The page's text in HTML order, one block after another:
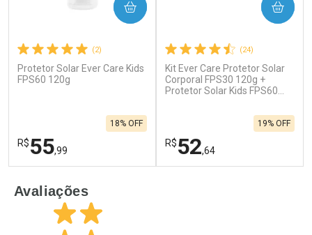
(2)
Protetor Solar Ever Care Kids
FPS60 120g
R$55,99
18% OFF
COMPRAR
Laboratório
Por Menos
(24)
Kit Ever Care Protetor Solar
Corporal FPS30 120g +
Protetor Solar Kids FPS60
R$52,64
19% OFF
COMPRAR
Avaliações